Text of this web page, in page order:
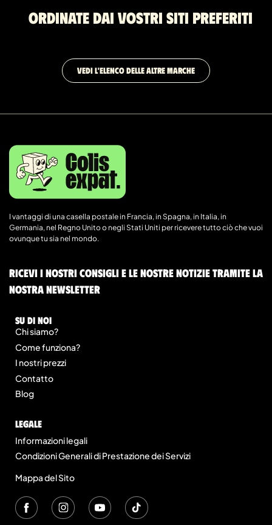
Ordinate dai vostri siti preferiti
VEDI L'ELENCO DELLE ALTRE MARCHE
I vantaggi di una casella postale in Francia, in Spagna, in Italia, in
Germania, nel Regno Unito o negli Stati Uniti per ricevere tutto ciò che vuoi
ovunque tu sia nel mondo.
Ricevi i nostri consigli e le nostre notizie tramite la
nostra newsletter
Su di noi
Chi siamo?
Come funziona?
I nostri prezzi
Contatto
Blog
legale
Informazioni legali
Condizioni Generali di Prestazione dei Servizi
Mappa del Sito